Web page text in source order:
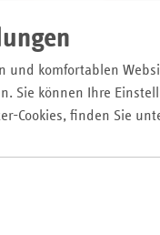
und komfortablen
Sie können Ihre
Cookies, finden Sie
Sachsen
Sachsen-
Schleswig-